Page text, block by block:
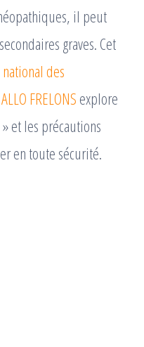
il peut
graves. Cet
des
FRELONSexplore
» et les précautions
en toute sécurité.